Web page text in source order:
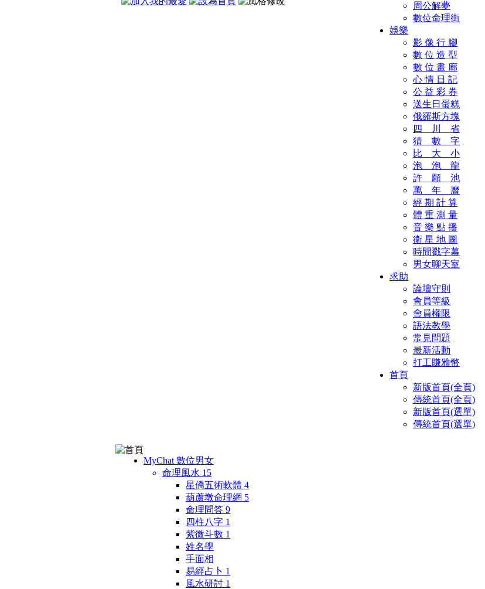
周公解夢
數位命理街
娛樂
影 像 行 腳
數 位 造 型
數 位 畫 廊
心 情 日 記
公 益 彩 券
送生日蛋糕
俄羅斯方塊
四 川 省
猜 數 字
比 大 小
泡 泡 龍
許 願 池
萬 年 曆
經 期 計 算
體 重 測 量
音 樂 點 播
衛 星 地 圖
時間戳字幕
男女聊天室
求助
論壇守則
會員等級
會員權限
語法教學
常見問題
最新活動
打工賺雅幣
首頁
新版首頁(全頁)
傳統首頁(全頁)
新版首頁(選單)
傳統首頁(選單)
MyChat 數位男女
命理風水 15
星僑五術軟體 4
葫蘆墩命理網 5
命理問答 9
四柱八字 1
紫微斗數 1
姓名學
手面相
易經占卜 1
風水研討 1